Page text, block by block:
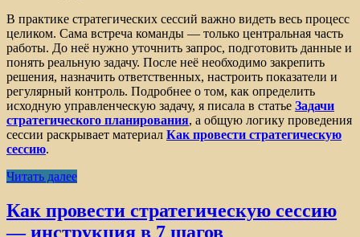
В практике стратегических сессий важно видеть весь процесс
целиком. Сама встреча команды — только центральная часть
работы. До неё нужно уточнить запрос, подготовить данные и
понять реальную задачу. После неё необходимо закрепить
решения, назначить ответственных, настроить показатели и
регулярный контроль. Подробнее о том, как определить
исходную управленческую задачу, я писала в статье Задачи
стратегического планирования, а общую логику проведения
сессии раскрывает материал Как провести стратегическую
сессию.
Читать далее
Как провести стратегическую сессию
— инструкция в 7 шагов